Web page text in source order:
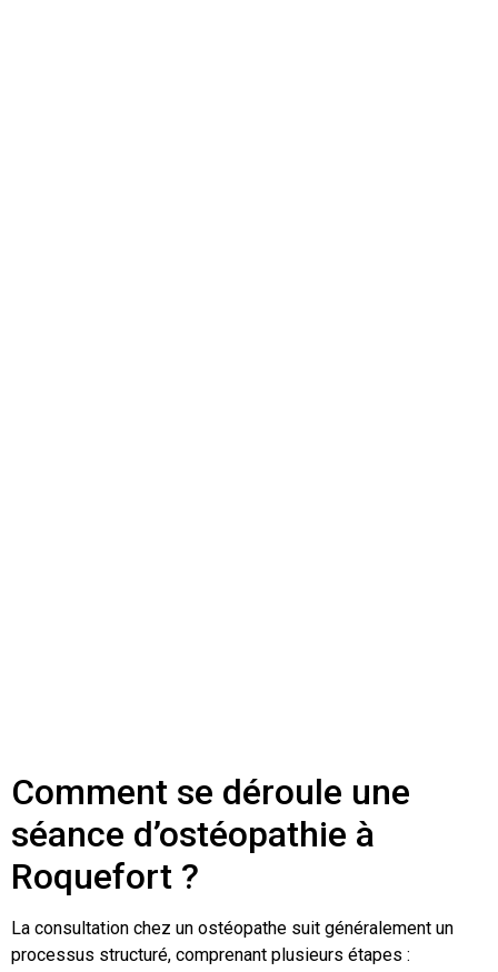
Comment se déroule une
séance d’ostéopathie à
Roquefort ?
La consultation chez un ostéopathe suit généralement un
processus structuré, comprenant plusieurs étapes :